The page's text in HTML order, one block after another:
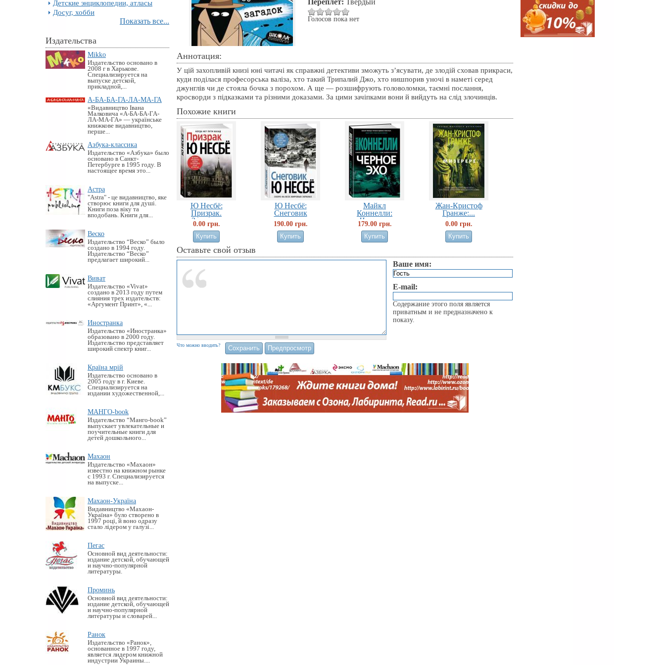
Детские энциклопедии, атласы
Досуг, хобби
Показать все...
Издательства
Mikko
Издательство основано в
2008 г в Харькове.
Специализируется на
выпуске детской,
прикладной,...
А-БА-БА-ГА-ЛА-МА-ГА
«Видавництво Івана
Малковича «А-БА-БА-ГА-
ЛА-МА-ГА» — українське
книжкове видавництво,
перше...
Азбука-классика
Издательство «Азбука» было
основано в Санкт-
Петербурге в 1995 году. В
настоящее время это...
Астра
"Astra" - це видавництво, яке
створює книги для душі.
Книги поза віку та
вподобань. Книги для...
Веско
Издательство “Веско” было
создано в 1994 году.
Издательство “Веско”
предлагает широкий...
Виват
Издательство «Vivat»
создано в 2013 году путем
слияния трех издательств:
«Аргумент Принт», «...
Иностранка
Издательство «Иностранка»
образовано в 2000 году.
Издательство представляет
широкий спектр книг...
Країна мрій
Издательство основано в
2005 году в г. Киеве.
Специализируется на
издании художественной,...
МАНГО-book
Издательство “Манго-book”
выпускает увлекательные и
поучительные книги для
детей дошкольного...
Махаон
Издательство «Махаон»
известно на книжном рынке
с 1993 г. Специализируется
на выпуске...
Махаон-Україна
Видавництво «Махаон-
Україна» було створено в
1997 році, й воно одразу
стало лідером у галузі...
Пегас
Основной вид деятельности:
издание детской, обучающей
и научно-популярной
литературы.
Проминь
Основной вид деятельности:
издание детской, обучающей
и научно-популярной
литературы и словарей...
Ранок
Издательство «Ранок»,
основанное в 1997 году,
является лидером книжной
индустрии Украины....
Переплет: Твердый
Голосов пока нет
Аннотация:
У цій захопливій книзі юні читачі як справжні детективи зможуть з’ясувати, де злодій сховав прикраси,
куди поділася професорська валіза, хто такий Трипалий Джо, хто нишпорив уночі в наметі серед
джунглів чи де стояла бочка з порохом. А ще — розшифрують головоломки, таємні послання,
кросворди з підказками та різними доказами. За цими зачіпками вони й вийдуть на слід злочинців.
Похожие книги
Ю Несбё:
Призрак.
Звезды...
0.00 грн.
Ю Несбё:
Снеговик
190.00 грн.
Майкл
Коннелли:
Черное...
179.00 грн.
Жан-Кристоф
Гранже:...
0.00 грн.
Оставьте свой отзыв
Ваше имя:
E-mail:
Содержание этого поля является
приватным и не предназначено к
показу.
Что можно вводить?